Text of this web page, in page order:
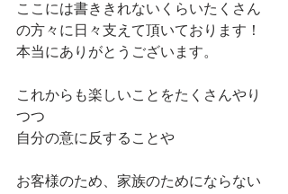
ここには書ききれないくらいたくさん
の方々に日々支えて頂いております！
本当にありがとうございます。
これからも楽しいことをたくさんやり
つつ
自分の意に反することや
お客様のため、家族のためにならない